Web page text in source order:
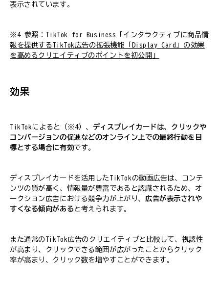
表示されています。
※4 参照： TikTok for Business「インタラクティブに商品情
報を提供するTikTok広告の拡張機能「Display Card」の効果
を高めるクリエイティブのポイントを初公開」
効果
TikTokによると（※4）、 ディスプレイカードは、クリックや
コンバージョンの促進などのオンライン上での最終行動を目
標とする場合に有効です。
ディスプレイカードを活用したTikTokの動画広告は、コンテ
ンツの質が高く、情報量が豊富であると認識されるため、オ
ークション広告における競争力が上がり、 広告が表示されや
すくなる傾向がある と考えられます。
また通常のTikTok広告のクリエイティブと比較して、視認性
が高まり、クリックできる範囲が広がったことからクリック
率が高まり、クリック数を増やすことができます。